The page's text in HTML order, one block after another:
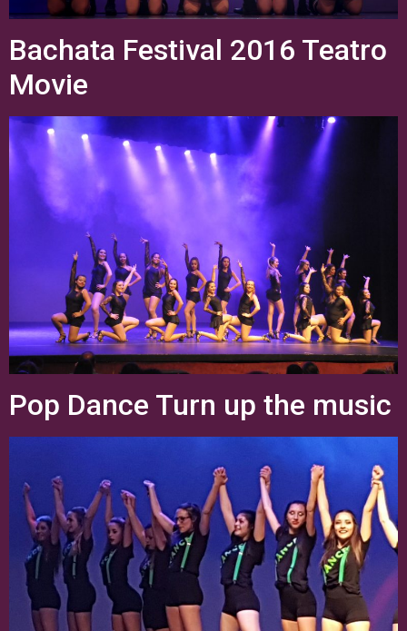
Bachata Festival 2016 Teatro
Movie
Pop Dance Turn up the music